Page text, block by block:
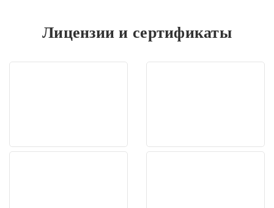
психологов.
Лицензии и сертификаты